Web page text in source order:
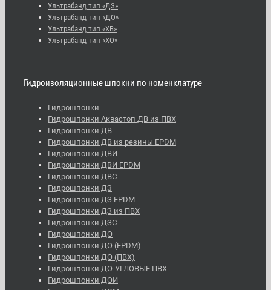
Ультрабанд тип «ДЗ»
Ультрабанд тип «ДО»
Ультрабанд тип «ХВ»
Ультрабанд тип «ХО»
Гидроизоляционные шпокни по номенклатуре
Гидрошпонки
Гидрошпонки Аквастоп ДВ из ПВХ
Гидрошпонки ДВ
Гидрошпонки ДВ из резины EPDM
Гидрошпонки ДВИ
Гидрошпонки ДВИ EPDM
Гидрошпонки ДВС
Гидрошпонки ДЗ
Гидрошпонки ДЗ EPDM
Гидрошпонки ДЗ из ПВХ
Гидрошпонки ДЗС
Гидрошпонки ДО
Гидрошпонки ДО (EPDM)
Гидрошпонки ДО (ПВХ)
Гидрошпонки ДО-УГЛОВЫЕ ПВХ
Гидрошпонки ДОИ